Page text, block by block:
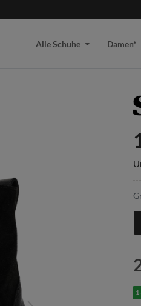
Alle Schuhe Damen*